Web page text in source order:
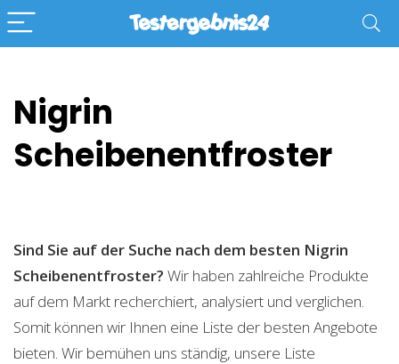
Nigrin
Scheibenentfroster
Sind Sie auf der Suche nach dem besten Nigrin
Scheibenentfroster? Wir haben zahlreiche Produkte
auf dem Markt recherchiert, analysiert und verglichen.
Somit können wir Ihnen eine Liste der besten Angebote
bieten. Wir bemühen uns ständig, unsere Liste